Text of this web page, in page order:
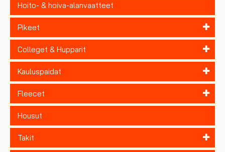
Hoito- & hoiva-alanvaatteet
Pikeet
Colleget & Hupparit
Kauluspaidat
Fleecet
Housut
Takit